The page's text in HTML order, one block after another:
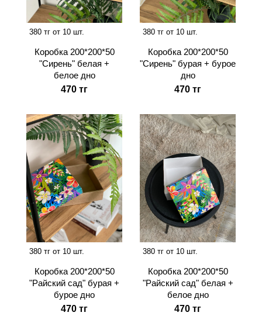
380 тг от 10 шт.
Коробка 200*200*50
"Сирень" белая +
белое дно
470 тг
380 тг от 10 шт.
Коробка 200*200*50
"Сирень" бурая + бурое
дно
470 тг
380 тг от 10 шт.
Коробка 200*200*50
"Райский сад" бурая +
бурое дно
470 тг
380 тг от 10 шт.
Коробка 200*200*50
"Райский сад" белая +
белое дно
470 тг